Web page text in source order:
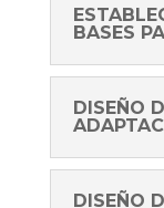
BASES
DISEÑO
DISEÑO